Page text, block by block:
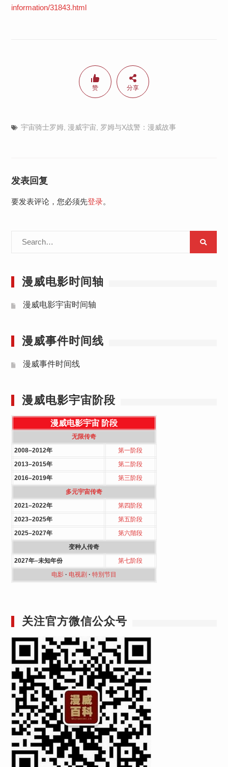
information/31843.html
赞 分享
宇宙骑士罗姆, 漫威宇宙 罗姆与X战警：漫威故事
发表回复
要发表评论，您必须先登录。
漫威电影时间轴
漫威电影宇宙时间轴
漫威事件时间线
漫威事件时间线
漫威电影宇宙阶段
漫威电影宇宙 阶段
无限传奇
2008–2012年
第一阶段
2013–2015年
第二阶段
2016–2019年
第三阶段
多元宇宙传奇
2021–2022年
第四阶段
2023–2025年
第五阶段
2025–2027年
第六階段
变种人传奇
2027年–未知年份
第七阶段
电影· 电视剧 · 特別节目
关注官方微信公众号